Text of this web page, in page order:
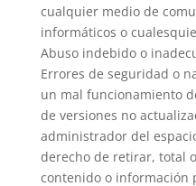
cualquier medio de
informáticos o
Abuso indebido o
Errores de seguridad o
un mal funcionamiento
de versiones no
administrador del
derecho de retirar, total
contenido o información